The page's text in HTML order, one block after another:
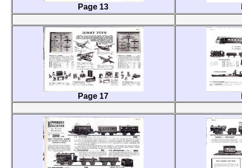
Page 13
Page 17